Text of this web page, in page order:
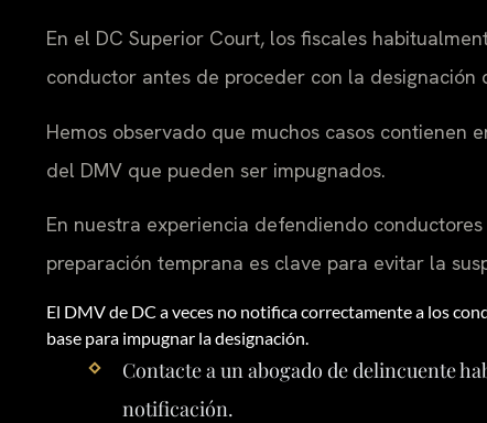
En el DC Superior Court, los fiscales
conductor antes de proceder con la designación
Hemos observado que muchos casos contienen
del DMV que pueden ser impugnados.
En nuestra experiencia defendiendo
preparación temprana es clave para evitar la
El DMV de DC a veces no notifica correctamente a los
base para impugnar la designación.
Contacte a un abogado de delincuente
notificación.